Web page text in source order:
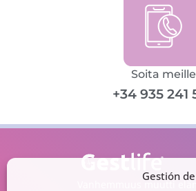
Gestión
Soita meille
+34 935 241
Vanhemmuus muutti